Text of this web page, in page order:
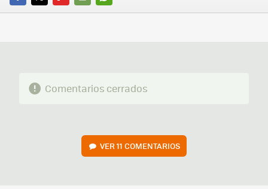
FACEBOOK
TWITTERFLIPBOARD
E-
WHATSAPP
Comentarios cerrados
VER 11 COMENTARIOS